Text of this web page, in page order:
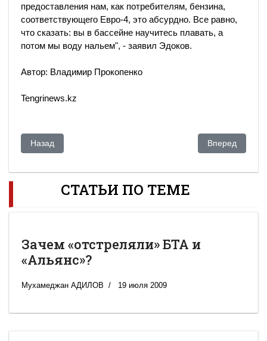
предоставления нам, как потребителям, бензина,
соответствующего Евро-4, это абсурдно. Все равно,
что сказать: вы в бассейне научитесь плавать, а
потом мы воду нальем", - заявил Эдоков.
Автор: Владимир Прокопенко
Tengrinews.kz
Предыдущий: Концерн из Казахстана может уйти с
Назад Следующий:
Вперед
СТАТЬИ ПО ТЕМЕ
Зачем «отстреляли» БТА и
«Альянс»?
Мухамеджан АДИЛОВ 19 июля 2009